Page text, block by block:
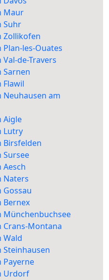
Maur
Suhr
Zollikofen
les-Ouates
de-Travers
Sarnen
Flawil
Neuhausen am
Aigle
Lutry
Birsfelden
Sursee
Aesch
Naters
Gossau
Bernex
Münchenbuchsee
Crans-Montana
Wald
Steinhausen
Payerne
Urdorf